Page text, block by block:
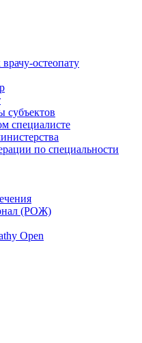
остеопату
субъектов
специалисте
по специальности
(РОЖ)
Open